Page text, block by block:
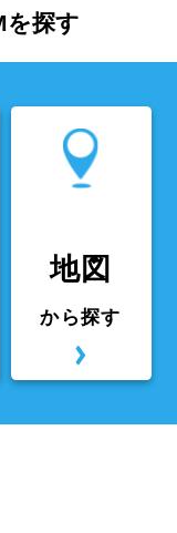
を探す
地図
から探す